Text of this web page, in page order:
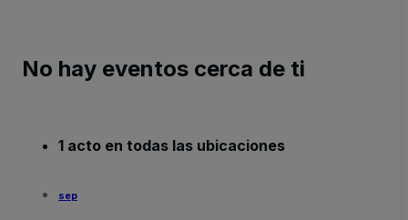
No hay eventos cerca de ti
1 acto en todas las ubicaciones
sep